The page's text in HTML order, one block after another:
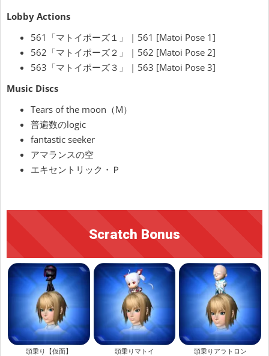
Lobby Actions
561「マトイポーズ１」 | 561 [Matoi Pose 1]
562「マトイポーズ２」 | 562 [Matoi Pose 2]
563「マトイポーズ３」 | 563 [Matoi Pose 3]
Music Discs
Tears of the moon（M）
普遍数のlogic
fantastic seeker
アマランスの空
エキセントリック・Ｐ
Scratch Bonus
頭乗り【仮面】
頭乗りマトイ
頭乗りアラトロン